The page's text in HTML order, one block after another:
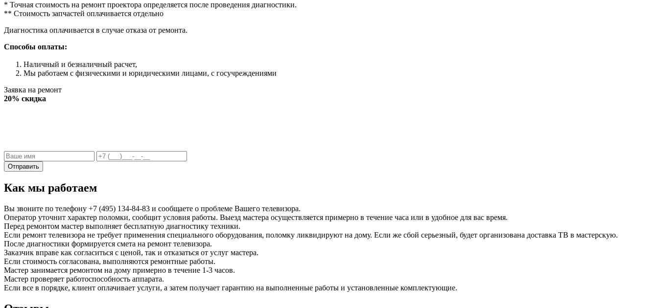
* Точная стоимость на ремонт проектора определяется после проведения диагностики.
** Стоимость запчастей оплачивается отдельно
Диагностика оплачивается в случае отказа от ремонта.
Способы оплаты:
Наличный и безналичный расчет,
Мы работаем с физическими и юридическими лицами, с госучреждениями
Заявка на ремонт
20% скидка
Отправить
Как мы работаем
Вы звоните по телефону +7 (495) 134-84-83 и сообщаете о проблеме Вашего телевизора.
Оператор уточнит характер поломки, сообщит условия работы. Выезд мастера осуществляется примерно в течение часа или в удобное для вас время.
Перед ремонтом мастер выполняет бесплатную диагностику техники.
Если ремонт телевизора не требует применения специального оборудования, поломку ликвидируют на дому. Если же сбой серьезный, будет организована доставка ТВ в мастерскую.
После диагностики формируется смета на ремонт телевизора.
Заказчик вправе как согласиться с ценой, так и отказаться от услуг мастера.
Если стоимость согласована, выполняются ремонтные работы.
Мастер занимается ремонтом на дому примерно в течение 1-3 часов.
Мастер проверяет работоспособность аппарата.
Если все в порядке, клиент оплачивает услуги, а затем получает гарантию на выполненные работы и установленные комплектующие.